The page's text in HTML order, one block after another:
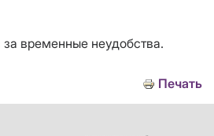
временные неудобства.
Печать